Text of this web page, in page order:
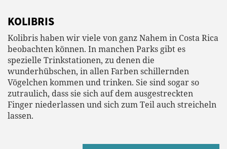
KOLIBRIS
Kolibris haben wir viele von ganz Nahem in Costa Rica
beobachten können. In manchen Parks gibt es
spezielle Trinkstationen, zu denen die
wunderhübschen, in allen Farben schillernden
Vögelchen kommen und trinken. Sie sind sogar so
zutraulich, dass sie sich auf dem ausgestreckten
Finger niederlassen und sich zum Teil auch streicheln
lassen.